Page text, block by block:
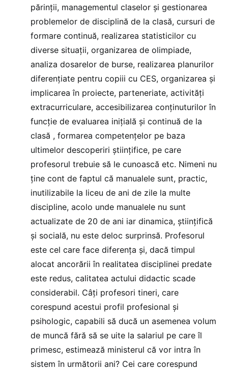
părinții, managementul claselor și gestionarea
problemelor de disciplină de la clasă, cursuri de
formare continuă, realizarea statisticilor cu
diverse situații, organizarea de olimpiade,
analiza dosarelor de burse, realizarea planurilor
diferențiate pentru copiii cu CES, organizarea și
implicarea în proiecte, parteneriate, activități
extracurriculare, accesibilizarea conținuturilor în
funcție de evaluarea inițială și continuă de la
clasă , formarea competențelor pe baza
ultimelor descoperiri științifice, pe care
profesorul trebuie să le cunoască etc. Nimeni nu
ține cont de faptul că manualele sunt, practic,
inutilizabile la liceu de ani de zile la multe
discipline, acolo unde manualele nu sunt
actualizate de 20 de ani iar dinamica, științifică
și socială, nu este deloc surprinsă. Profesorul
este cel care face diferența și, dacă timpul
alocat ancorării în realitatea disciplinei predate
este redus, calitatea actului didactic scade
considerabil. Câți profesori tineri, care
corespund acestui profil profesional și
psihologic, capabili să ducă un asemenea volum
de muncă fără să se uite la salariul pe care îl
primesc, estimează ministerul că vor intra în
sistem în următorii ani? Cei care corespund